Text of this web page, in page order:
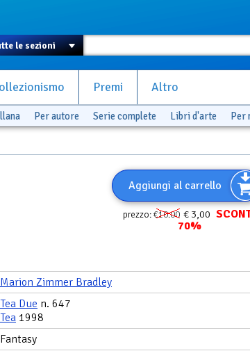
Premi Altro
Per autore Serie complete Libri d'arte Per
Aggiungi al carrello
prezzo:€10.00 € 3,00
70%
Marion Zimmer Bradley
Tea Due n. 647
Tea 1998
Fantasy